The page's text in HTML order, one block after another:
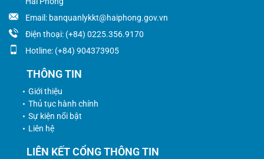
Email: banquanlykkt@haiphong.gov.vn
Điện thoại: (+84) 0225.356.9170
Hotline: (+84) 904373905
THÔNG TIN
Giới thiệu
Thủ tục hành chính
Sự kiện nổi bật
Liên hệ
LIÊN KẾT CỔNG THÔNG TIN